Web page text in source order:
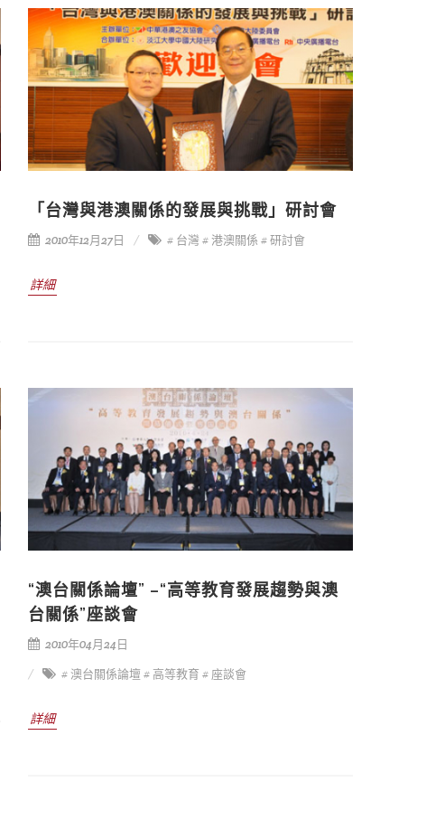
「台灣與港澳關係的發展與挑戰」研討會
2010年12月27日 # 台灣 # 港澳關係 # 研討會
詳細
“澳台關係論壇” –“高等教育發展趨勢與澳
台關係”座談會
2010年04月24日
# 澳台關係論壇 # 高等教育 # 座談會
詳細